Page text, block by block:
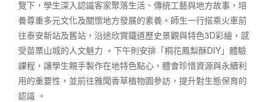
覽下，學生深入認識客家聚落生活、傳統工藝與地方故事，培
養尊重多元文化及關懷地方發展的素養。師生一行搭乘火車前
往泰安新站及舊站，沿途欣賞鐵道歷史景觀與特色3D彩繪，感
受苗栗山城的人文魅力 。下午則安排「桐花鳳梨酥DIY」體驗
課程，讓學生親手製作在地特色點心，體會珍惜資源與永續利
用的重要性，並前往雅聞香草植物園參訪，提升對生態保育的
認識 。